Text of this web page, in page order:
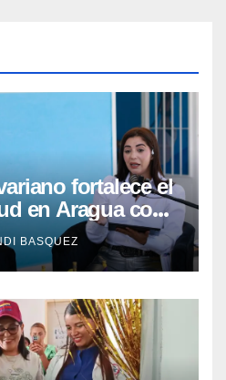
fortalece el
en Aragua con
del CDI La
BASQUEZ